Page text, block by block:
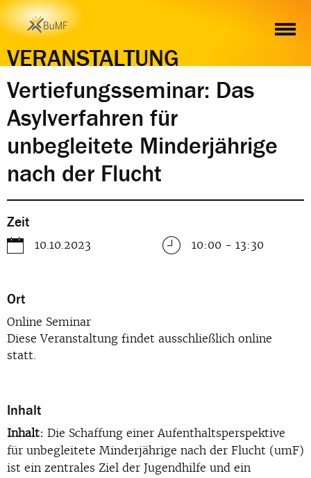
VERANSTALTUNG
ZEIT ORT
Vertiefungsseminar: Das
Asylverfahren für
unbegleitete Minderjährige
nach der Flucht
Zeit
10.10.2023 10:00 - 13:30
Ort
Online Seminar
Diese Veranstaltung findet ausschließlich online
statt.
Inhalt
Inhalt: Die Schaffung einer Aufenthaltsperspektive
für unbegleitete Minderjährige nach der Flucht (umF)
ist ein zentrales Ziel der Jugendhilfe und ein